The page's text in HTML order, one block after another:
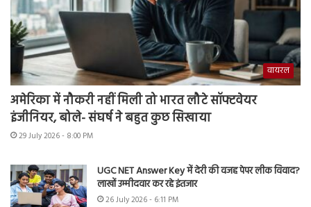
वायरल
अमेरिका में नौकरी नहीं मिली तो भारत लौटे सॉफ्टवेयर
इंजीनियर, बोले- संघर्ष ने बहुत कुछ सिखाया
29 July 2026 - 8:00 PM
UGC NET Answer Key में देरी की वजह पेपर लीक विवाद?
लाखों उम्मीदवार कर रहे इंतजार
26 July 2026 - 6:11 PM